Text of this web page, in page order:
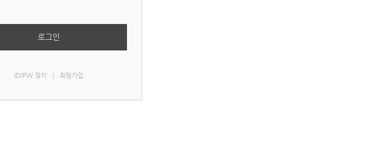
로그인
ID/PW 찾기 회원가입